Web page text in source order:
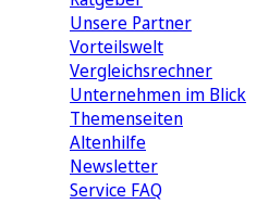
Unsere Partner
Vorteilswelt
Vergleichsrechner
Unternehmen im Blick
Themenseiten
Altenhilfe
Newsletter
Service FAQ